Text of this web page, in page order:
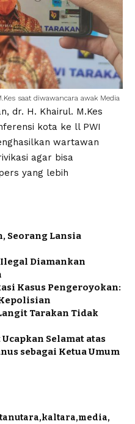
saat diwawancara awak Media
dr. H. Khairul. M.Kes
kota ke ll PWI
wartawan
agar bisa
yang lebih
Seorang Lansia
Diamankan
Kasus Pengeroyokan:
Tarakan Tidak
Selamat atas
sebagai Ketua Umum
kaltara media